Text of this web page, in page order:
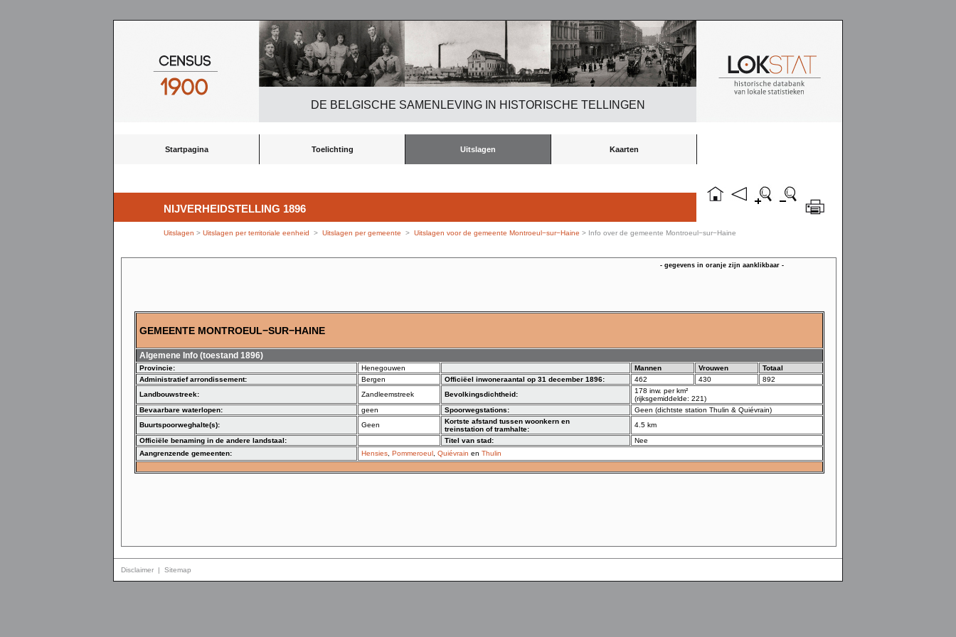
DE BELGISCHE SAMENLEVING IN HISTORISCHE TELLINGEN
Startpagina Toelichting Uitslagen Kaarten
NIJVERHEIDSTELLING 1896
Uitslagen > Uitslagen per territoriale eenheid > Uitslagen per gemeente > Uitslagen voor de gemeente Montroeul−sur−Haine > Info over de gemeente Montroeul−sur−Haine
- gegevens in oranje zijn aanklikbaar -
GEMEENTE MONTROEUL−SUR−HAINE
Algemene Info (toestand 1896)
Provincie: Henegouwen Mannen Vrouwen
Totaal
Administratief arrondissement:
Bergen Officiëel inwoneraantal op 31 december 1896: 462 430
892
Landbouwstreek:
Zandleemstreek Bevolkingsdichtheid:
178 inw. per km²
(rijksgemiddelde: 221)
Bevaarbare waterlopen:
geen Spoorwegstations:
Geen (dichtste station Thulin & Quiévrain)
Buurtspoorweghalte(s):
Geen
Kortste afstand tussen woonkern en
treinstation of tramhalte:
4.5 km
Officiële benaming in de andere landstaal:
Titel van stad:
Nee
Aangrenzende gemeenten:
Hensies Pommeroeul Quiévrain en Thulin
Disclaimer | Sitemap